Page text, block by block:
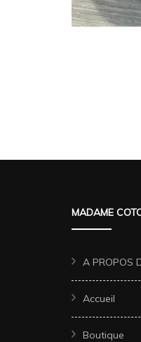
MADAME
A PROPOS
Accueil
Boutique